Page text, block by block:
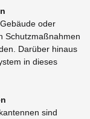
oder
Schutzmaßnahmen
Darüber hinaus
in dieses
sind